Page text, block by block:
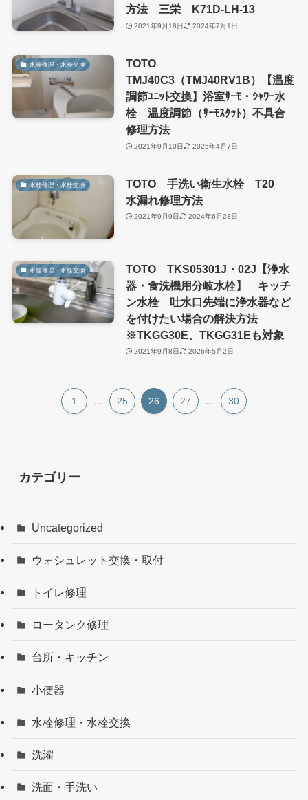
方法 三栄 K71D-LH-13
2021年9月18日 2024年7月1日
水栓修理・水栓交換
TOTO
TMJ40C3（TMJ40RV1B）【温度
調節ﾕﾆｯﾄ交換】浴室ｻｰﾓ・ｼｬﾜｰ水
栓 温度調節（ｻｰﾓｽﾀｯﾄ）不具合
修理方法
2021年9月10日 2025年4月7日
水栓修理・水栓交換
TOTO 手洗い衛生水栓 T20
水漏れ修理方法
2021年9月9日 2024年6月28日
水栓修理・水栓交換
TOTO TKS05301J・02J【浄水
器・食洗機用分岐水栓】 キッチ
ン水栓 吐水口先端に浄水器など
を付けたい場合の解決方法
※TKGG30E、TKGG31Eも対象
2021年9月8日 2026年5月2日
1 ... 25 26 27 ... 30
カテゴリー
Uncategorized
ウォシュレット交換・取付
トイレ修理
ロータンク修理
台所・キッチン
小便器
水栓修理・水栓交換
洗濯
洗面・手洗い